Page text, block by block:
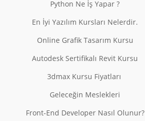
Python Ne İş Yapar ?
En İyi Yazılım Kursları Nelerdir.
Online Grafik Tasarım Kursu
Autodesk Sertifikalı Revit Kursu
3dmax Kursu Fiyatları
Geleceğin Meslekleri
Front-End Developer Nasıl Olunur?